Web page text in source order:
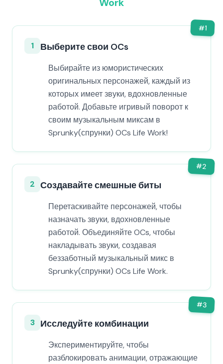
#1
1 Выберите свои OCs
Выбирайте из юмористических
оригинальных персонажей, каждый из
которых имеет звуки, вдохновленные
работой. Добавьте игривый поворот к
своим музыкальным миксам в
Sprunky(спрунки) OCs Life Work!
#2
2 Создавайте смешные биты
Перетаскивайте персонажей, чтобы
назначать звуки, вдохновленные
работой. Объединяйте OCs, чтобы
накладывать звуки, создавая
беззаботный музыкальный микс в
Sprunky(спрунки) OCs Life Work.
#3
3 Исследуйте комбинации
Экспериментируйте, чтобы
разблокировать анимации, отражающие